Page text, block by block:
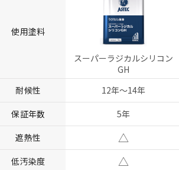
使用塗料
スーパーラジカルシリコン
GH
耐候性 12年〜14年
保証年数
5年
遮熱性
△
低汚染度 △